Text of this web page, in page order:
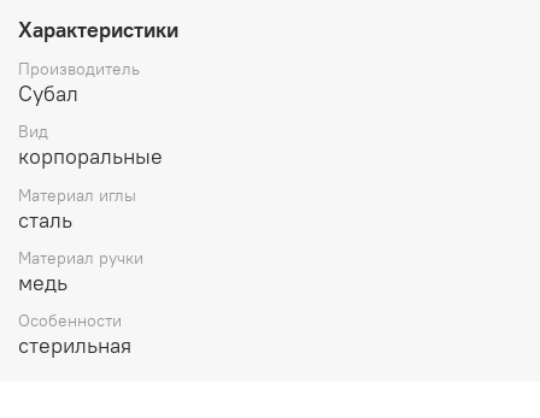
50 мм. Купить иглы акупунктурные можно в Челябинске
на Кирова 27 или оформить доставку до вашего города.
Характеристики
Производитель
Субал
Вид
корпоральные
Материал иглы
сталь
Материал ручки
медь
Особенности
стерильная